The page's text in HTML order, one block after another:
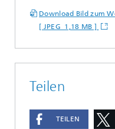
Download Bild zum
[ JPEG 1,18 MB ]
Teilen
TEILEN